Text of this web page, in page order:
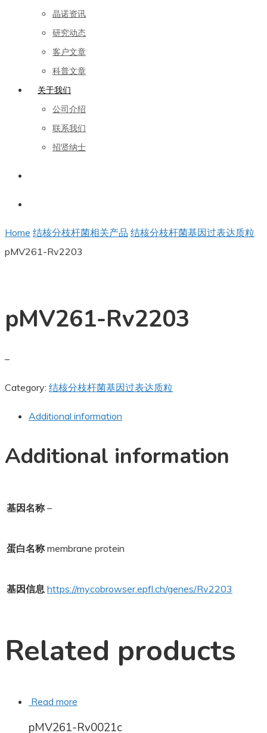
晶诺资讯
研究动态
客户文章
科普文章
关于我们
公司介绍
联系我们
招贤纳士
Home 结核分枝杆菌相关产品 结核分枝杆菌基因过表达质粒
pMV261-Rv2203
pMV261-Rv2203
–
Category: 结核分枝杆菌基因过表达质粒
Additional information
Additional information
基因名称 –
蛋白名称 membrane protein
基因信息 https://mycobrowser.epfl.ch/genes/Rv2203
Related products
Read more
pMV261-Rv0021c